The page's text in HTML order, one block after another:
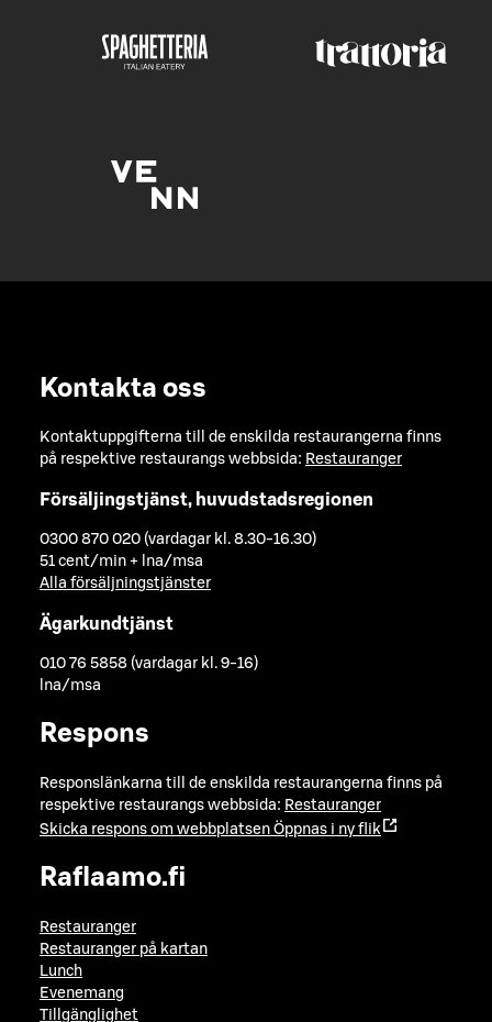
Kontakta oss
Kontaktuppgifterna till de enskilda restaurangerna finns
på respektive restaurangs webbsida: Restauranger
Försäljingstjänst, huvudstadsregionen
0300 870 020 (vardagar kl. 8.30-16.30)
51 cent/min + lna/msa
Alla försäljningstjänster
Ägarkundtjänst
010 76 5858 (vardagar kl. 9-16)
lna/msa
Respons
Responslänkarna till de enskilda restaurangerna finns på
respektive restaurangs webbsida: Restauranger
Skicka respons om webbplatsen Öppnas i ny flik
Raflaamo.fi
Restauranger
Restauranger på kartan
Lunch
Evenemang
Tillgänglighet